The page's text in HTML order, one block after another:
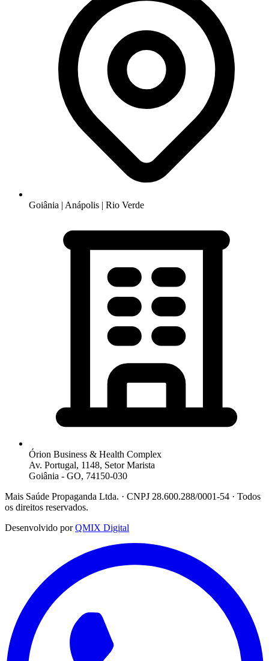
Goiânia | Anápolis | Rio Verde
Órion Business & Health Complex
Av. Portugal, 1148, Setor Marista
Goiânia - GO, 74150-030
Mais Saúde Propaganda Ltda. · CNPJ 28.600.288/0001-54 · Todos
os direitos reservados.
Desenvolvido por QMIX Digital